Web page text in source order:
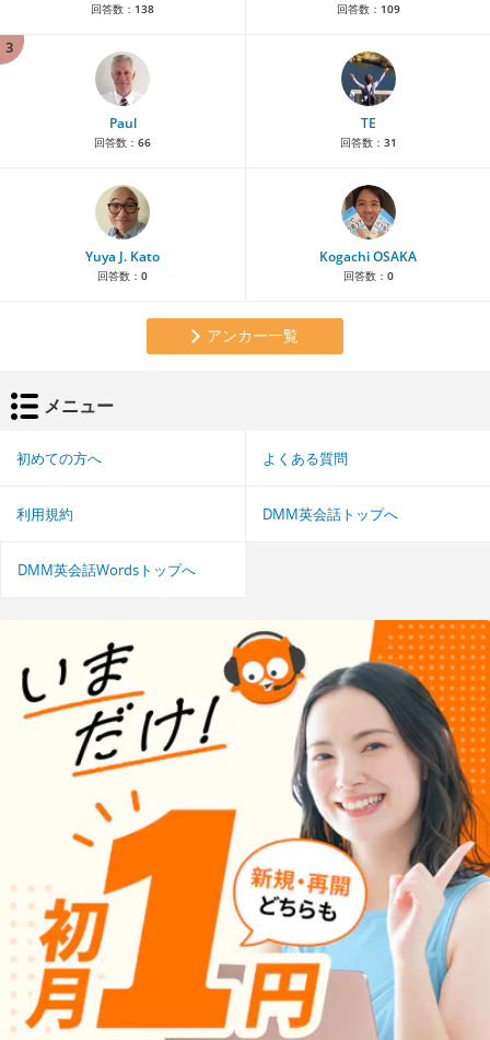
回答数： 138 回答数： 109
3
Paul
回答数： 66
TE
回答数： 31
Yuya J. Kato
回答数： 0
Kogachi OSAKA
回答数： 0
アンカー一覧
メニュー
初めての方へ よくある質問
利用規約 DMM英会話トップへ
DMM英会話Wordsトップへ